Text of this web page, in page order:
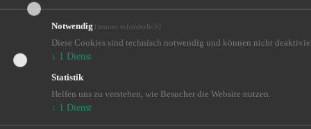
Notwendig (immer erforderlich)
Diese Cookies sind technisch notwendig und können nicht
↓ 1 Dienst
Statistik
Helfen uns zu verstehen, wie Besucher die Website nutzen.
↓ 1 Dienst